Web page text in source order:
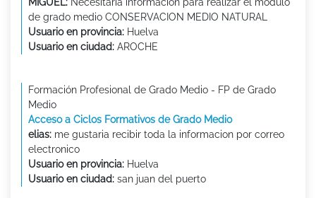
de grado medio CONSERVACION MEDIO NATURAL
Usuario en provincia: Huelva
Usuario en ciudad: AROCHE
Formación Profesional de Grado Medio - FP de Grado
Medio
Acceso a Ciclos Formativos de Grado Medio
elias: me gustaria recibir toda la informacion por correo
electronico
Usuario en provincia: Huelva
Usuario en ciudad: san juan del puerto